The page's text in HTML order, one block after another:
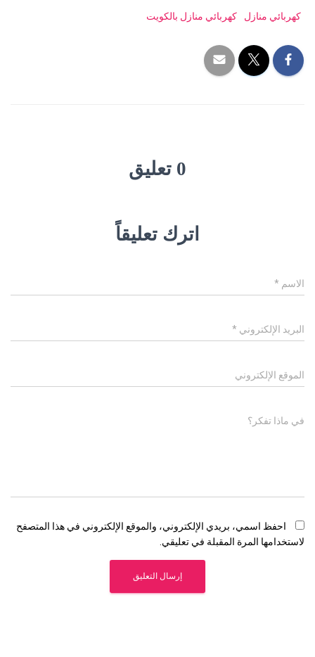
كهربائي منازل
كهربائي منازل بالكويت
0 تعليق
اترك تعليقاً
الاسم *
البريد الإلكتروني *
الموقع الإلكتروني
في ماذا تفكر؟
احفظ اسمي، بريدي الإلكتروني، والموقع الإلكتروني في هذا المتصفح
لاستخدامها المرة المقبلة في تعليقي.